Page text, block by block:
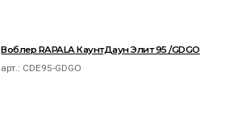
Воблер RAPALA КаунтДаун Элит 95 /GDGO
арт.: CDE95-GDGO